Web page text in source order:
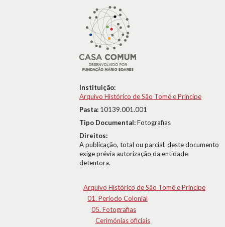
Instituição:
Arquivo Histórico de São Tomé e Príncipe
Pasta: 10139.001.001
Tipo Documental:Fotografias
Direitos:
A publicação, total ou parcial, deste documento
exige prévia autorização da entidade
detentora.
Arquivo Histórico de São Tomé e Príncipe
01. Período Colonial
05. Fotografias
Cerimónias oficiais